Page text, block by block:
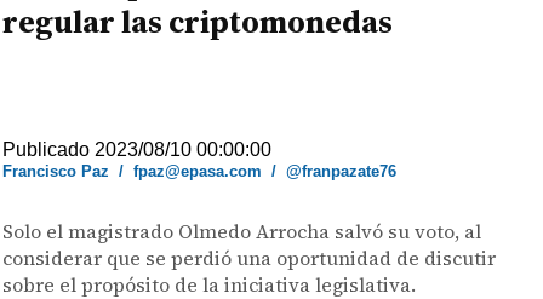
regular las criptomonedas
Publicado 2023/08/10 00:00:00
Francisco Paz /fpaz@epasa.com /@franpazate76
Solo el magistrado Olmedo Arrocha salvó su voto, al
considerar que se perdió una oportunidad de discutir
sobre el propósito de la iniciativa legislativa.